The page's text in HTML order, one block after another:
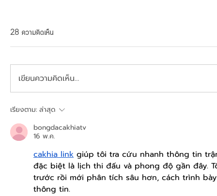
28 ความคิดเห็น
เขียนความคิดเห็น…
เรียงตาม: ล่าสุด
bongdacakhiatv
16 พ.ค.
cakhia link giúp tôi tra cứu nhanh thông tin
đặc biệt là lịch thi đấu và phong độ gần đây.
trước rồi mới phân tích sâu hơn, cách trình
thông tin.